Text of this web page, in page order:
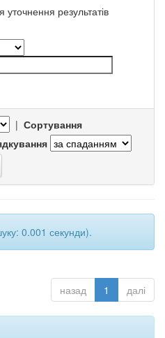
результатів
| Сортування
0.001 секунди).
назад 1 далі